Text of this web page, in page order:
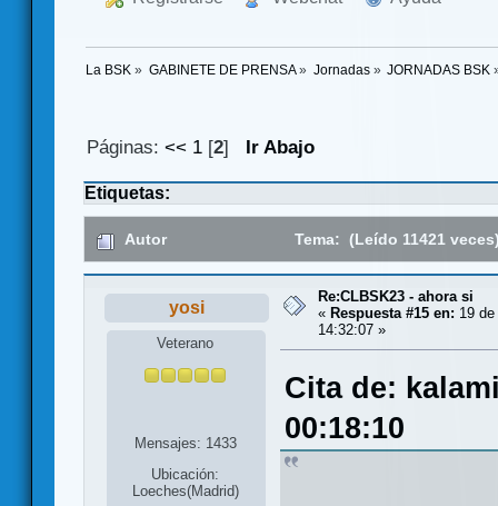
La BSK » GABINETE DE PRENSA» Jornadas» JORNADAS BSK
Páginas:<< 1 [2] Ir Abajo
Etiquetas:
Autor Tema: (Leído 11421
yosi
Veterano
Mensajes: 1433
Ubicación:
Loeches(Madrid)
Re:CLBSK23 - ahora si
« Respuesta #15 en: 19
14:32:07 »
Cita de:
00:18:10